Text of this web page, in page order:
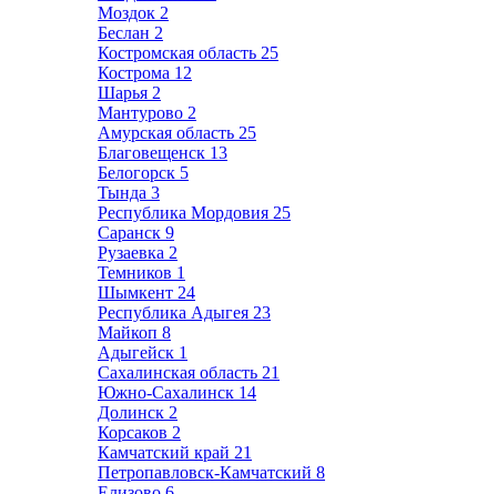
Моздок 2
Беслан 2
Костромская область 25
Кострома 12
Шарья 2
Мантурово 2
Амурская область 25
Благовещенск 13
Белогорск 5
Тында 3
Республика Мордовия 25
Саранск 9
Рузаевка 2
Темников 1
Шымкент 24
Республика Адыгея 23
Майкоп 8
Адыгейск 1
Сахалинская область 21
Южно-Сахалинск 14
Долинск 2
Корсаков 2
Камчатский край 21
Петропавловск-Камчатский 8